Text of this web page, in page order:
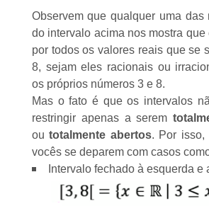
Observem que qualquer uma das
do intervalo acima nos mostra
por todos os valores reaisque se
8, sejam eles racionais ou
os próprios números 3 e 8.
Mas o fato é que os intervalos
restringir apenas a serem
outotalmente abertos. Por isso,
vocês se deparem com casos
Intervalo fechado à esquerda e